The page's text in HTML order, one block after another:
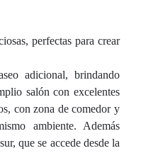
perfectas para crear
adicional, brindando
salón con excelentes
con zona de comedor y
ambiente. Además
que se accede desde la